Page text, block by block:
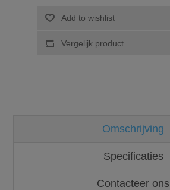
Omschrijving
Specificaties
Contacteer ons